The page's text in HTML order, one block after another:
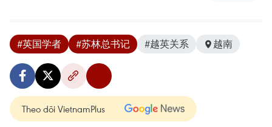
#英国学者 #苏林总书记 #越英关系 越南
Theo dõi VietnamPlus